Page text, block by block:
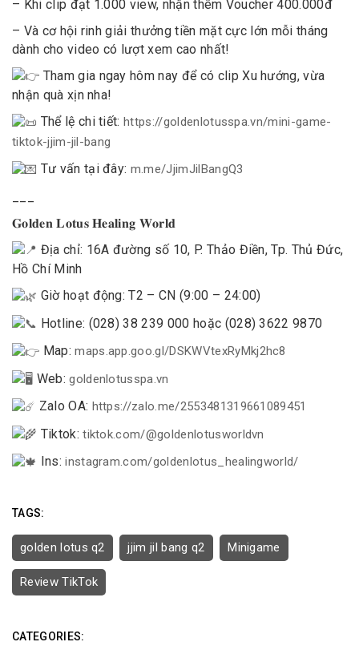
– Khi clip đạt 1.000 view, nhận thêm Voucher 400.000đ
– Và cơ hội rinh giải thưởng tiền mặt cực lớn mỗi tháng
dành cho video có lượt xem cao nhất!
Tham gia ngay hôm nay để có clipXu hướng, vừa
nhận quà xịn nha!
Thể lệ chi tiết:https://goldenlotusspa.vn/mini-game-
tiktok-jjim-jil-bang
Tư vấn tại đây: m.me/JjimJilBangQ3
𝐆𝐨𝐥𝐝𝐞𝐧 𝐋𝐨𝐭𝐮𝐬 𝐇𝐞𝐚𝐥𝐢𝐧𝐠 𝐖𝐨𝐫𝐥𝐝
Địa chỉ: 16A đường số 10, P. Thảo Điền, Tp. Thủ Đức,
Hồ Chí Minh
Giờ hoạt động: T2 – CN (9:00 – 24:00)
Hotline: (028) 38 239 000 hoặc (028) 3622 9870
Map:maps.app.goo.gl/DSKWVtexRyMkj2hc8
Web:goldenlotusspa.vn
Zalo OA: https://zalo.me/2553481319661089451
Tiktok:tiktok.com/@goldenlotusworldvn
Ins:instagram.com/goldenlotus_healingworld/
TAGS:
golden lotus q2 jjim jil bang q2 Minigame
Review TikTok
CATEGORIES: